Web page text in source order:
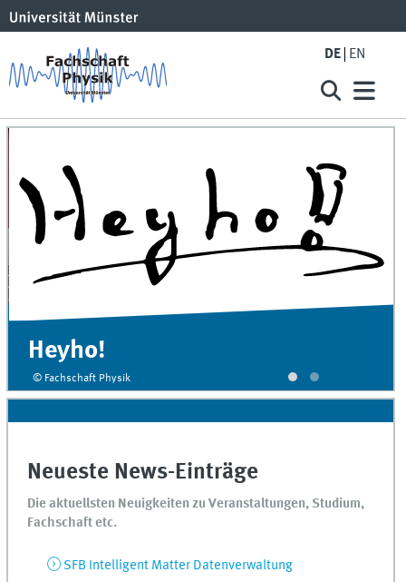
DE EN
Heyho!
© Fachschaft Physik
Neueste News-Einträge
Die aktuellsten Neuigkeiten zu Veranstaltungen, Studium,
Fachschaft etc.
SFB Intelligent Matter Datenverwaltung